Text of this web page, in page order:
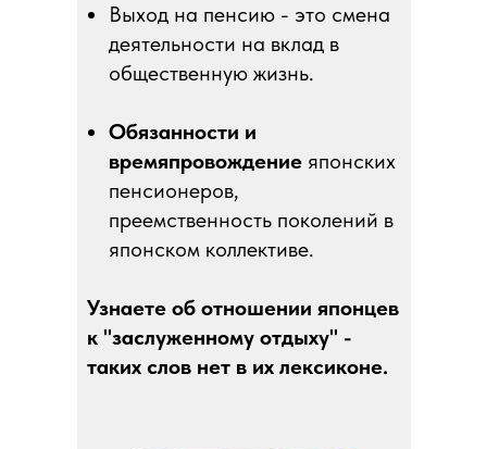
Выход на пенсию - это смена
деятельности на вклад в
общественную жизнь.
Обязанности и
времяпровождение японских
пенсионеров,
преемственность поколений в
японском коллективе.
Узнаете об отношении японцев
к "заслуженному отдыху" -
таких слов нет в их лексиконе.